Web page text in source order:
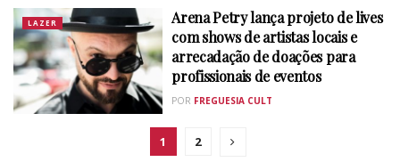
LAZER
Arena Petry lança projeto de lives
com shows de artistas locais e
arrecadação de doações para
profissionais de eventos
POR FREGUESIA CULT
1 2